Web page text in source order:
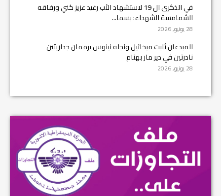
في الذكرى ال 19 لاستشهاد الأب رغيد عزيز كني ورفاقه
الشمامسة الشهداء: بسما...
28 يونيو, 2026
المبدعان ثابت ميخائيل ونجله نينوس يرممان جداريتين
نادرتين في دير مار بهنام
28 يونيو, 2026